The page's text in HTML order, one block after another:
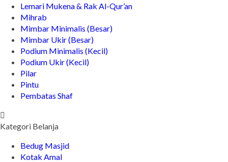
Lemari Mukena & Rak Al-Qur’an
Mihrab
Mimbar Minimalis (Besar)
Mimbar Ukir (Besar)
Podium Minimalis (Kecil)
Podium Ukir (Kecil)
Pilar
Pintu
Pembatas Shaf
Kategori Belanja
Bedug Masjid
Kotak Amal